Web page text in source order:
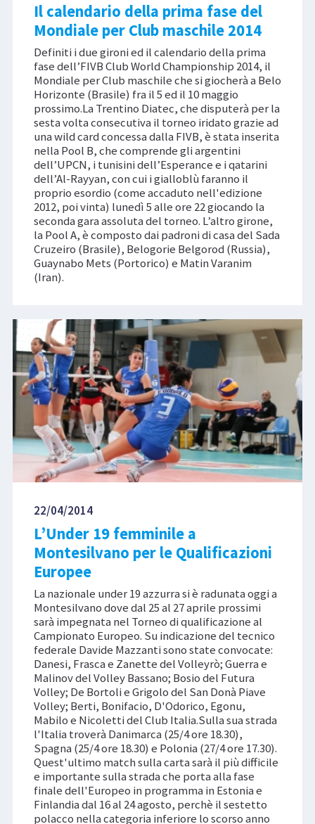
Il calendario della prima fase del
Mondiale per Club maschile 2014
Definiti i due gironi ed il calendario della prima
fase dell’FIVB Club World Championship 2014, il
Mondiale per Club maschile che si giocherà a Belo
Horizonte (Brasile) fra il 5 ed il 10 maggio
prossimo.La Trentino Diatec, che disputerà per la
sesta volta consecutiva il torneo iridato grazie ad
una wild card concessa dalla FIVB, è stata inserita
nella Pool B, che comprende gli argentini
dell’UPCN, i tunisini dell’Esperance e i qatarini
dell’Al-Rayyan, con cui i gialloblù faranno il
proprio esordio (come accaduto nell'edizione
2012, poi vinta) lunedì 5 alle ore 22 giocando la
seconda gara assoluta del torneo. L’altro girone,
la Pool A, è composto dai padroni di casa del Sada
Cruzeiro (Brasile), Belogorie Belgorod (Russia),
Guaynabo Mets (Portorico) e Matin Varanim
(Iran).
22/04/2014
L’Under 19 femminile a
Montesilvano per le Qualificazioni
Europee
La nazionale under 19 azzurra si è radunata oggi a
Montesilvano dove dal 25 al 27 aprile prossimi
sarà impegnata nel Torneo di qualificazione al
Campionato Europeo. Su indicazione del tecnico
federale Davide Mazzanti sono state convocate:
Danesi, Frasca e Zanette del Volleyrò; Guerra e
Malinov del Volley Bassano; Bosio del Futura
Volley; De Bortoli e Grigolo del San Donà Piave
Volley; Berti, Bonifacio, D'Odorico, Egonu,
Mabilo e Nicoletti del Club Italia.Sulla sua strada
l'Italia troverà Danimarca (25/4 ore 18.30),
Spagna (25/4 ore 18.30) e Polonia (27/4 ore 17.30).
Quest'ultimo match sulla carta sarà il più difficile
e importante sulla strada che porta alla fase
finale dell'Europeo in programma in Estonia e
Finlandia dal 16 al 24 agosto, perchè il sestetto
polacco nella categoria inferiore lo scorso anno